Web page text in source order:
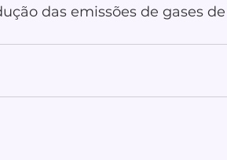
das emissões de gases